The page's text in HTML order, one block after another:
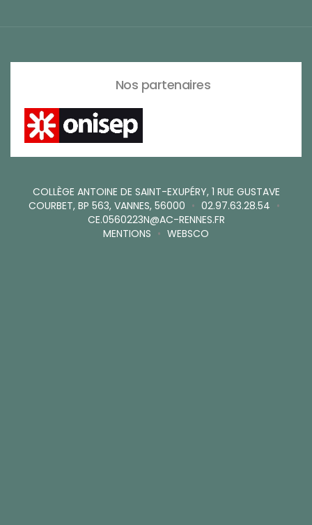
Nos partenaires
COLLÈGE ANTOINE DE SAINT-EXUPÉRY, 1 RUE GUSTAVE
COURBET, BP 563, VANNES, 56000 • 02.97.63.28.54 •
CE.0560223N@AC-RENNES.FR
MENTIONS • WEBSCO